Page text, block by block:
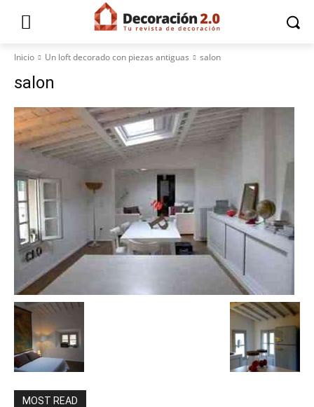
Inicio Un loft decorado con piezas antiguas salon
salon
MOST READ